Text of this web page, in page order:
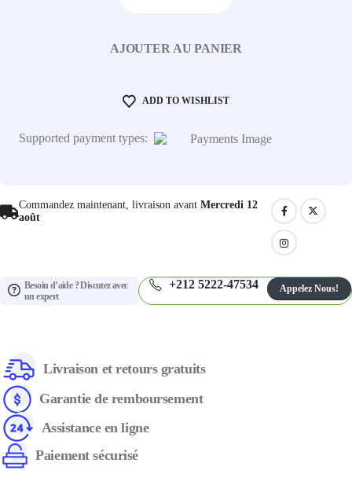
AJOUTER AU PANIER
ADD TO WISHLIST
Supported payment types:
Commandez maintenant, livraison avant Mercredi 12
août
Besoin d’aide ? Discutez avec
un expert
+212 5222-47534 Appelez Nous!
Livraison et retours gratuits
Garantie de remboursement
Assistance en ligne
Paiement sécurisé